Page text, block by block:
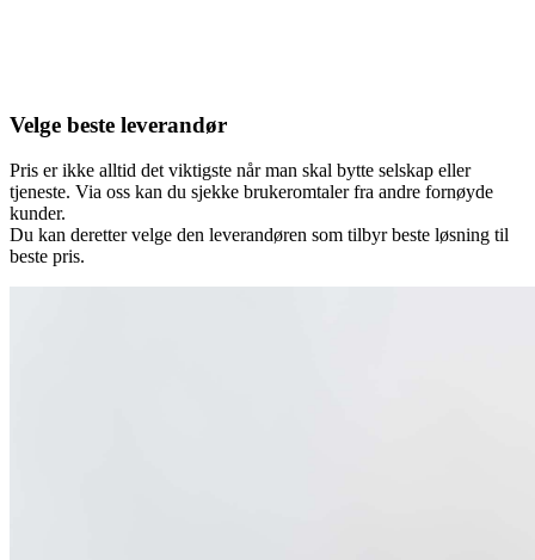
Velge beste leverandør
Pris er ikke alltid det viktigste når man skal bytte selskap eller
tjeneste. Via oss kan du sjekke brukeromtaler fra andre fornøyde
kunder.
Du kan deretter velge den leverandøren som tilbyr beste løsning til
beste pris.